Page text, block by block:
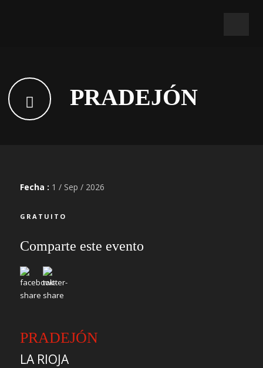
PRADEJÓN
Fecha : 1 / Sep / 2026
GRATUITO
Comparte este evento
PRADEJÓN
LA RIOJA